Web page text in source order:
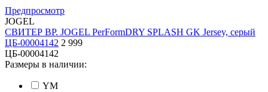
Предпросмотр
JOGEL
СВИТЕР ВР. JOGEL PerFormDRY SPLASH GK Jersey, серый
ЦБ-00004142 2 999
ЦБ-00004142
Размеры в наличии:
YM